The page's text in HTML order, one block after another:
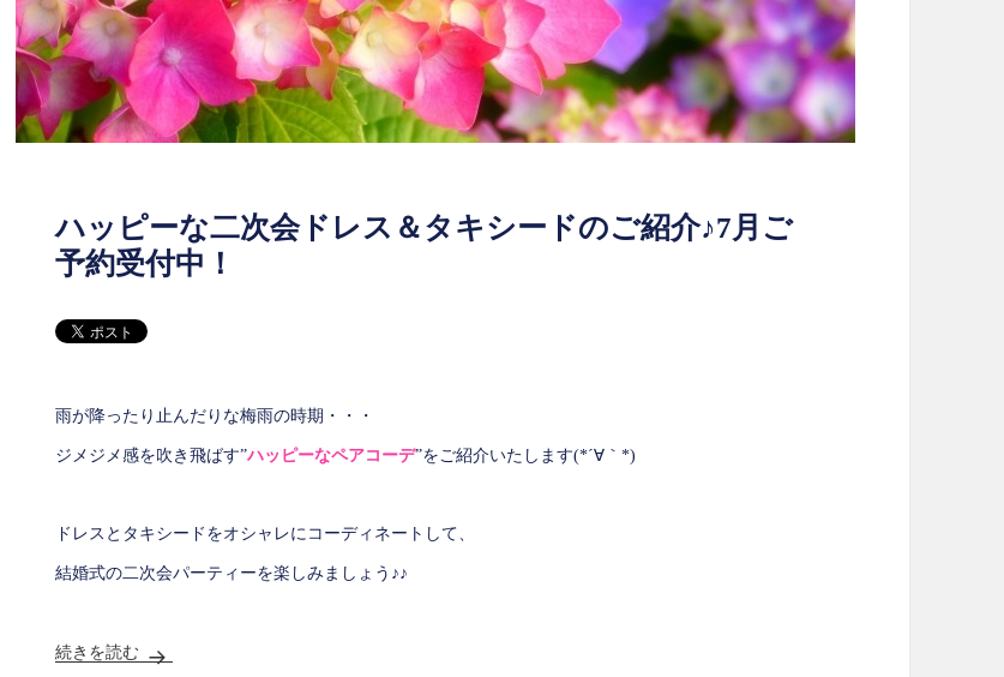
ハッピーな二次会ドレス＆タキシードのご紹介♪7月ご
予約受付中！
雨が降ったり止んだりな梅雨の時期・・・
ジメジメ感を吹き飛ばす”ハッピーなペアコーデ”をご紹介いたします(*´∀｀*)
ドレスとタキシードをオシャレにコーディネートして、
結婚式の二次会パーティーを楽しみましょう♪♪
続きを読む ハッピーな二次会ドレス＆タキシードのご紹介♪7月ご予約受付中！